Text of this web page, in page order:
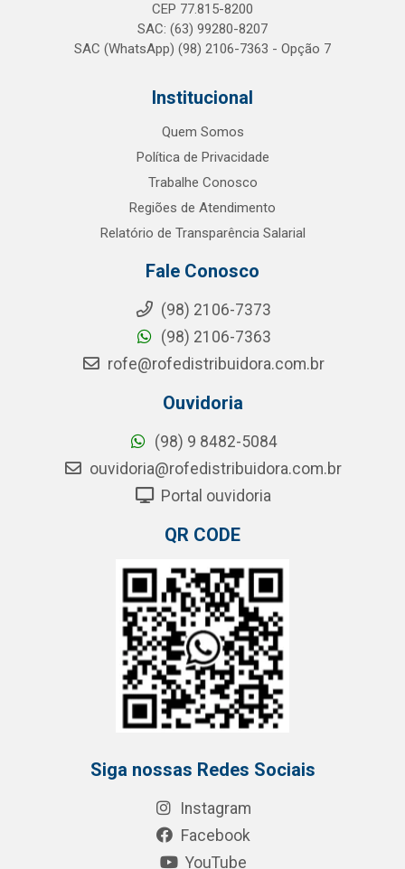
CEP 77.815-8200
SAC: (63) 99280-8207
SAC (WhatsApp) (98) 2106-7363 - Opção 7
Institucional
Quem Somos
Política de Privacidade
Trabalhe Conosco
Regiões de Atendimento
Relatório de Transparência Salarial
Fale Conosco
(98) 2106-7373
(98) 2106-7363
rofe@rofedistribuidora.com.br
Ouvidoria
(98) 9 8482-5084
ouvidoria@rofedistribuidora.com.br
Portal ouvidoria
QR CODE
Siga nossas Redes Sociais
Instagram
Facebook
YouTube